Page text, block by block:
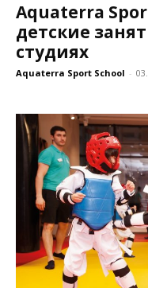
Aquaterra
детские
студиях
Aquaterra Sport School -